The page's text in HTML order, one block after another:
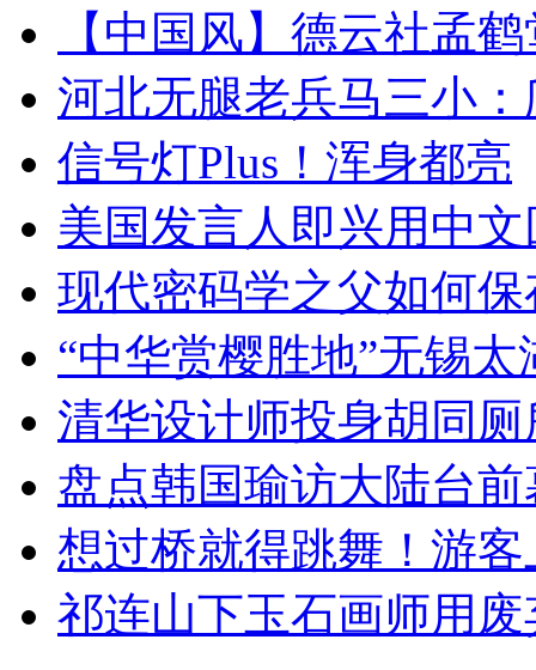
【中国风】德云社孟
河北无腿老兵马三小
信号灯Plus！浑身都亮
美国发言人即兴用中
现代密码学之父如何
“中华赏樱胜地”无锡
清华设计师投身胡同
盘点韩国瑜访大陆台
想过桥就得跳舞！游客
祁连山下玉石画师用